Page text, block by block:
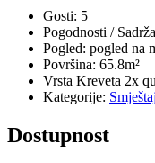
Gosti: 5
Pogodnosti /
Pogled: pogled na
Površina: 65.8m²
Vrsta Kreveta 2x
Kategorije: Smještaj
Dostupnost